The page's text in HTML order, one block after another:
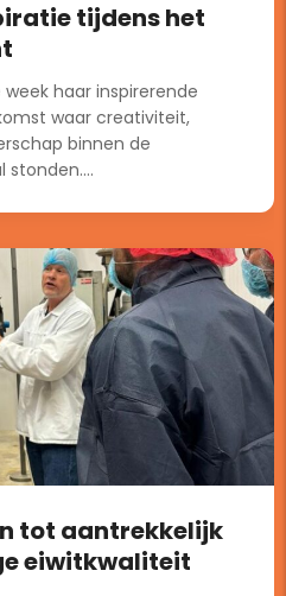
tijdens het
haar inspirerende
waar creativiteit,
binnen de
stonden....
tot aantrekkelijk
eiwitkwaliteit